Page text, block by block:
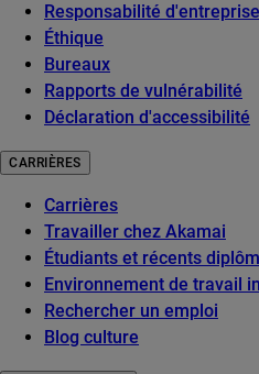
Responsabilité d'entreprise
Éthique
Bureaux
Rapports de vulnérabilité
Déclaration d'accessibilité
CARRIÈRES
Carrières
Travailler chez Akamai
Étudiants et récents
Environnement de travail
Rechercher un emploi
Blog culture